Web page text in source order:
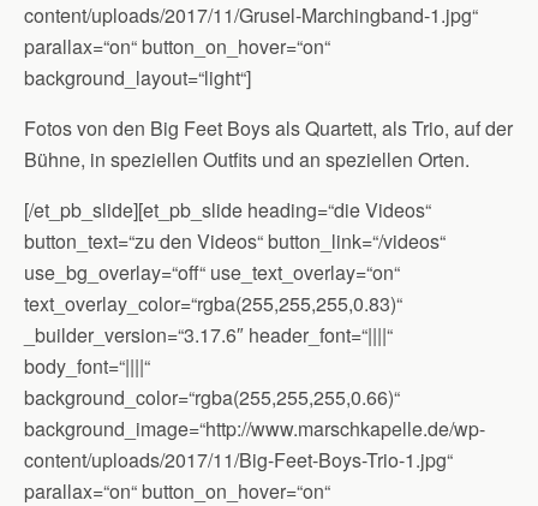
content/uploads/2017/11/Grusel-Marchingband-1.jpg“
parallax=“on“ button_on_hover=“on“
background_layout=“light“]
Fotos von den Big Feet Boys als Quartett, als Trio, auf der
Bühne, in speziellen Outfits und an speziellen Orten.
[/et_pb_slide][et_pb_slide heading=“die Videos“
button_text=“zu den Videos“ button_link=“/videos“
use_bg_overlay=“off“ use_text_overlay=“on“
text_overlay_color=“rgba(255,255,255,0.83)“
_builder_version=“3.17.6″ header_font=“||||“
body_font=“||||“
background_color=“rgba(255,255,255,0.66)“
background_image=“http://www.marschkapelle.de/wp-
content/uploads/2017/11/Big-Feet-Boys-Trio-1.jpg“
parallax=“on“ button_on_hover=“on“